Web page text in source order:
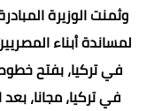
وثمنت الوزيرة
لمساندة أبناء
في تركيا، بفتح
في تركيا، مجانا،